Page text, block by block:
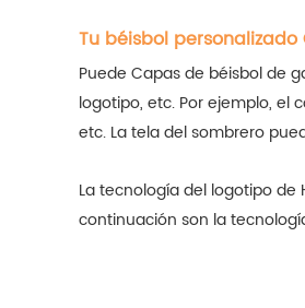
Tu béisbol
Puede Capas de béisbol de
logotipo, etc. Por ejemplo, el
etc. La tela del sombrero
La tecnología del logotipo de
continuación son la